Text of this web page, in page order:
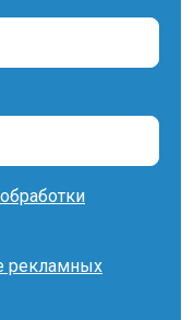
рекламных